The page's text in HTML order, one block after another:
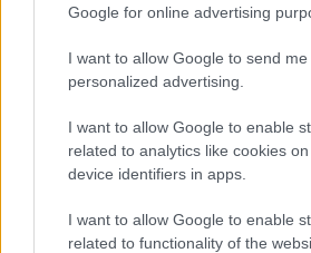
Google for online advertising
I want to allow Google to send me
personalized advertising.
I want to allow Google to enable
related to analytics like cookies
device identifiers in apps.
I want to allow Google to enable
related to functionality of the
Situación financiera de la UDC: ¿Qué
FINANCIACIÓN